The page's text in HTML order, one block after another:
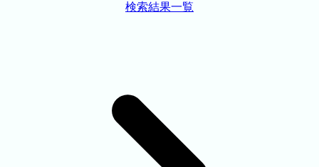
検索結果一覧